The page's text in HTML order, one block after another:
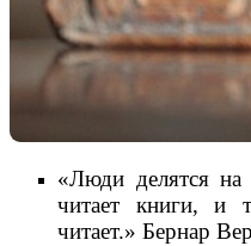
«Люди делятся на
читает книги, и
читает.» Бернар